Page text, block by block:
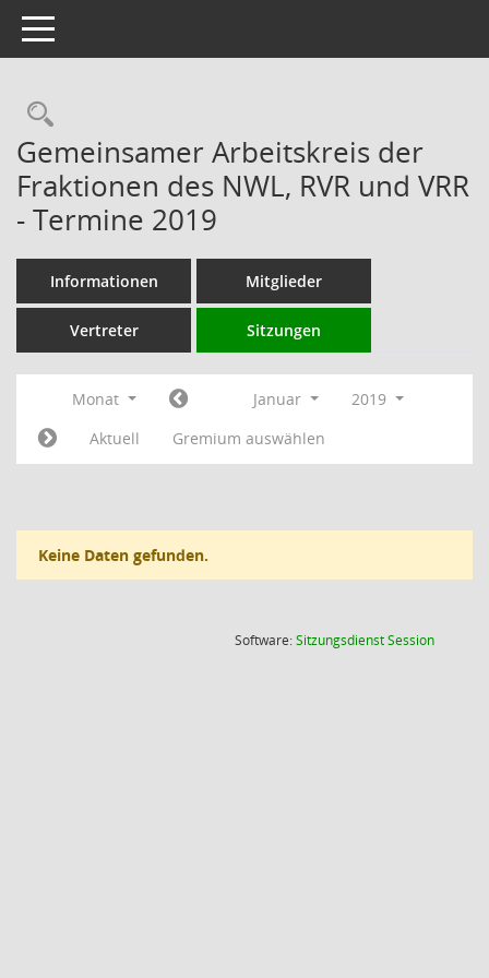
Toggle navigation
Rechercheauswahl
Gemeinsamer Arbeitskreis der
Fraktionen des NWL, RVR und VRR
- Termine 2019
Informationen Mitglieder
Vertreter Sitzungen
Monat Januar
2019
Aktuell
Gremium auswählen
Keine Daten gefunden.
Software:SitzungsdienstSession(Wird in